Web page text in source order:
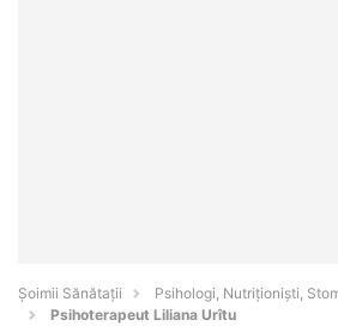
Şoimii Sănătații
Psihologi, Nutriționiști,
Psihoterapeut Liliana Urîtu